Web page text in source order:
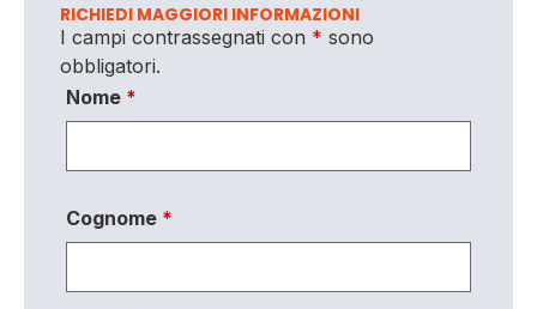
RICHIEDI MAGGIORI INFORMAZIONI
I campi contrassegnati con * sono
obbligatori.
Nome *
Cognome *